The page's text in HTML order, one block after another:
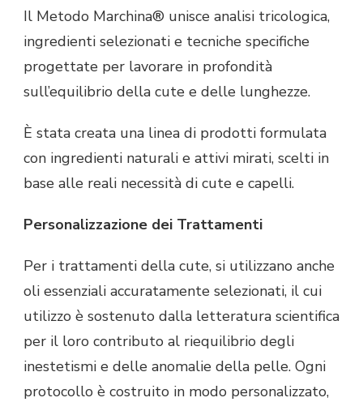
Il Metodo Marchina® unisce analisi tricologica,
ingredienti selezionati e tecniche specifiche
progettate per lavorare in profondità
sull’equilibrio della cute e delle lunghezze.
È stata creata una linea di prodotti formulata
con ingredienti naturali e attivi mirati, scelti in
base alle reali necessità di cute e capelli.
Personalizzazione dei Trattamenti
Per i trattamenti della cute, si utilizzano anche
oli essenziali accuratamente selezionati, il cui
utilizzo è sostenuto dalla letteratura scientifica
per il loro contributo al riequilibrio degli
inestetismi e delle anomalie della pelle. Ogni
protocollo è costruito in modo personalizzato,